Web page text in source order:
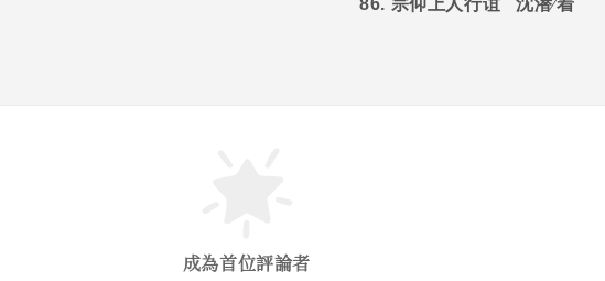
成為首位評論者